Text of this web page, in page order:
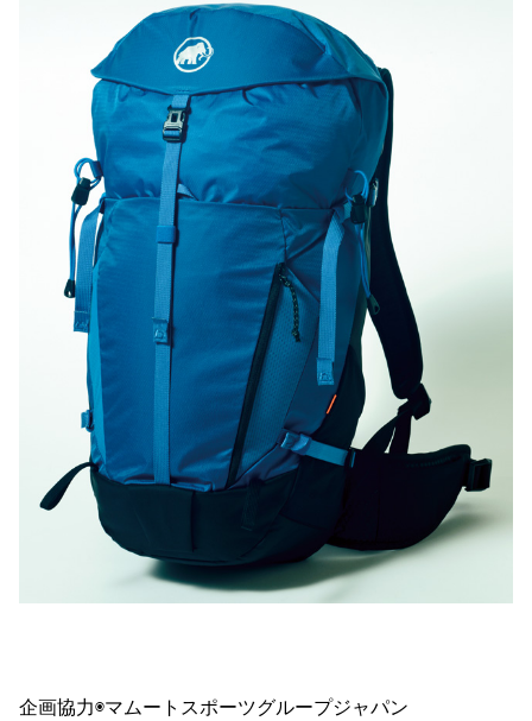
企画協力◉マムートスポーツグループジャパン